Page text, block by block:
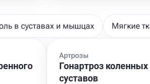
в суставах и мышцах Мягкие
Артрозы
Гонартроз коленных
суставов